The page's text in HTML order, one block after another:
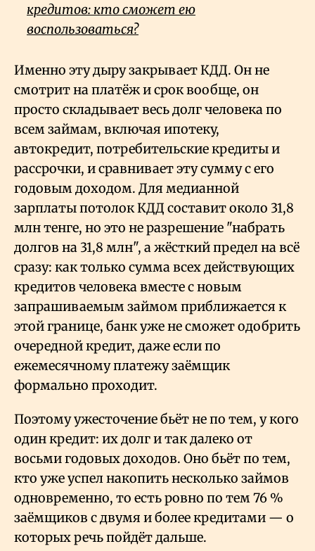
кредитов: кто сможет ею
воспользоваться?
Именно эту дыру закрывает КДД. Он не
смотрит на платёж и срок вообще, он
просто складывает весь долг человека по
всем займам, включая ипотеку,
автокредит, потребительские кредиты и
рассрочки, и сравнивает эту сумму с его
годовым доходом. Для медианной
зарплаты потолок КДД составит около 31,8
млн тенге, но это не разрешение "набрать
долгов на 31,8 млн", а жёсткий предел на всё
сразу: как только сумма всех действующих
кредитов человека вместе с новым
запрашиваемым займом приближается к
этой границе, банк уже не сможет одобрить
очередной кредит, даже если по
ежемесячному платежу заёмщик
формально проходит.
Поэтому ужесточение бьёт не по тем, у кого
один кредит: их долг и так далеко от
восьми годовых доходов. Оно бьёт по тем,
кто уже успел накопить несколько займов
одновременно, то есть ровно по тем 76 %
заёмщиков с двумя и более кредитами — о
которых речь пойдёт дальше.